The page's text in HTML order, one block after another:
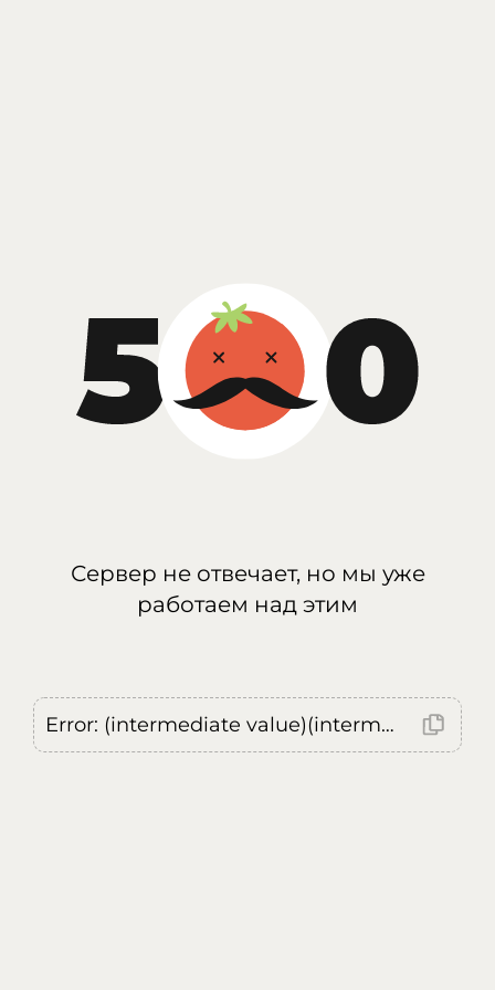
Сервер не отвечает, но мы уже
работаем над этим
Error: (intermediate value)(intermediate value)(intermediate value).replaceAll is not a function